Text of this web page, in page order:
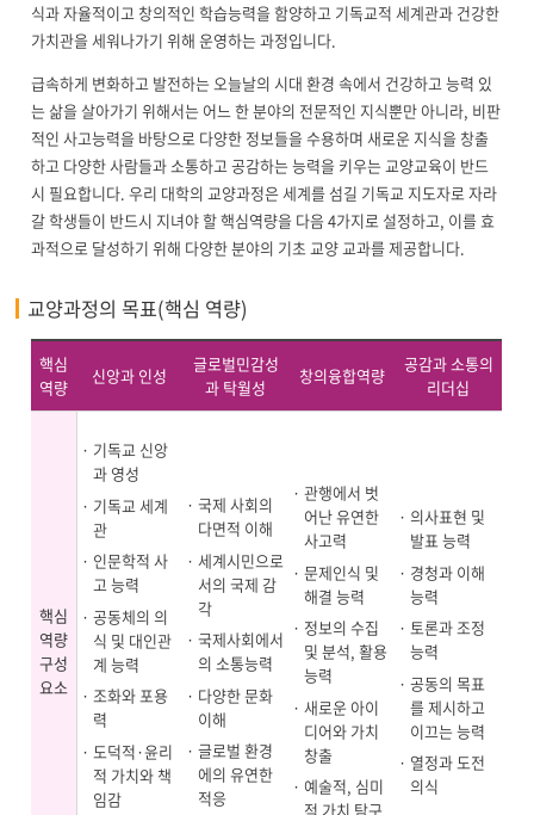
식과 자율적이고 창의적인 학습능력을 함양하고 기독교적 세계관과 건강한
가치관을 세워나가기 위해 운영하는 과정입니다.
급속하게 변화하고 발전하는 오늘날의 시대 환경 속에서 건강하고 능력 있
는 삶을 살아가기 위해서는 어느 한 분야의 전문적인 지식뿐만 아니라, 비판
적인 사고능력을 바탕으로 다양한 정보들을 수용하며 새로운 지식을 창출
하고 다양한 사람들과 소통하고 공감하는 능력을 키우는 교양교육이 반드
시 필요합니다. 우리 대학의 교양과정은 세계를 섬길 기독교 지도자로 자라
갈 학생들이 반드시 지녀야 할 핵심역량을 다음 4가지로 설정하고, 이를 효
과적으로 달성하기 위해 다양한 분야의 기초 교양 교과를 제공합니다.
교양과정의 목표(핵심 역량)
핵심
역량
신앙과 인성
글로벌민감성
과 탁월성
창의융합역량
공감과 소통의
리더십
핵심
역량
구성
요소
기독교 신앙
과 영성
기독교 세계
관
인문학적 사
고 능력
공동체의 의
식 및 대인관
계 능력
조화와 포용
력
도덕적·윤리
적 가치와 책
임감
국제 사회의
다면적 이해
세계시민으로
서의 국제 감
각
국제사회에서
의 소통능력
다양한 문화
이해
글로벌 환경
에의 유연한
적응
관행에서 벗
어난 유연한
사고력
문제인식 및
해결 능력
정보의 수집
및 분석, 활용
능력
새로운 아이
디어와 가치
창출
예술적, 심미
적 가치 탐구
의사표현 및
발표 능력
경청과 이해
능력
토론과 조정
능력
공동의 목표
를 제시하고
이끄는 능력
열정과 도전
의식